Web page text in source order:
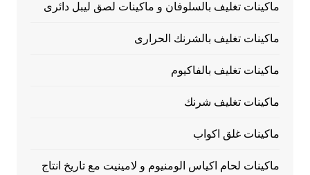
ماكينات تغليف بالسلوفان و ماكينات لصق ليبل دائرى
ماكينات تغليف بالشرنك الحرارى
ماكينات تغليف بالفاكيوم
ماكينات تغليف شرنك
ماكينات غلق اكواب
ماكينات لحام اكياس الومنيوم و لامينيت مع تاريخ انتاج